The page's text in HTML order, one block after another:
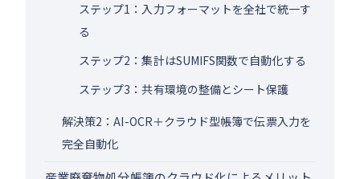
ステップ1：入力フォーマットを全社で統一す
る
ステップ2：集計はSUMIFS関数で自動化する
ステップ3：共有環境の整備とシート保護
解決策2：AI-OCR＋クラウド型帳簿で伝票入力を
完全自動化